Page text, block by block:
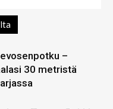
–
30 metristä